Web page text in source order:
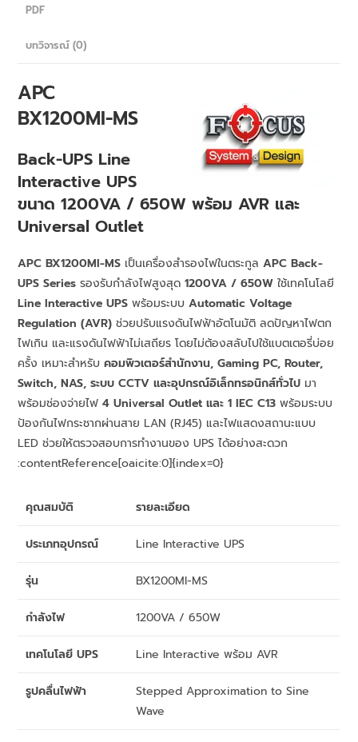
PDF
บทวิจารณ์ (0)
APC
BX1200MI-MS
Back-UPS Line
Interactive UPS
ขนาด 1200VA / 650W พร้อม AVR และ
Universal Outlet
APC BX1200MI-MS เป็นเครื่องสำรองไฟในตระกูลAPC Back-
UPS Series รองรับกำลังไฟสูงสุด1200VA / 650W ใช้เทคโนโลยี
Line Interactive UPS พร้อมระบบAutomatic Voltage
Regulation (AVR) ช่วยปรับแรงดันไฟฟ้าอัตโนมัติ ลดปัญหาไฟตก
ไฟเกิน และแรงดันไฟฟ้าไม่เสถียร โดยไม่ต้องสลับไปใช้แบตเตอรี่บ่อย
ครั้ง เหมาะสำหรับคอมพิวเตอร์สำนักงาน, Gaming PC, Router,
Switch, NAS, ระบบ CCTV และอุปกรณ์อิเล็กทรอนิกส์ทั่วไป มา
พร้อมช่องจ่ายไฟ4 Universal Outlet และ 1 IEC C13 พร้อมระบบ
ป้องกันไฟกระชากผ่านสาย LAN (RJ45) และไฟแสดงสถานะแบบ
LED ช่วยให้ตรวจสอบการทำงานของ UPS ได้อย่างสะดวก
:contentReference[oaicite:0]{index=0}
คุณสมบัติ รายละเอียด
ประเภทอุปกรณ์ Line Interactive UPS
รุ่น BX1200MI-MS
กำลังไฟ 1200VA / 650W
เทคโนโลยี UPS Line Interactive พร้อม AVR
รูปคลื่นไฟฟ้า
Stepped Approximation to Sine
Wave